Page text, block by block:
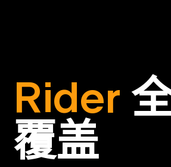
Rider
覆盖